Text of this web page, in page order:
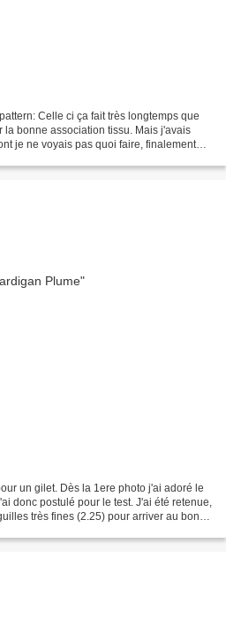
Celle ci ça fait très longtemps que
la bonne association tissu. Mais j'avais
je ne voyais pas quoi faire, finalement
un gilet. Dès la 1ere photo j'ai adoré le
donc postulé pour le test. J'ai été retenue,
très fines (2.25) pour arriver au bon